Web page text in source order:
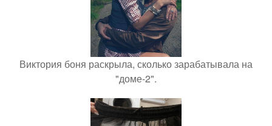
Виктория боня раскрыла, сколько зарабатывала на
"доме-2".